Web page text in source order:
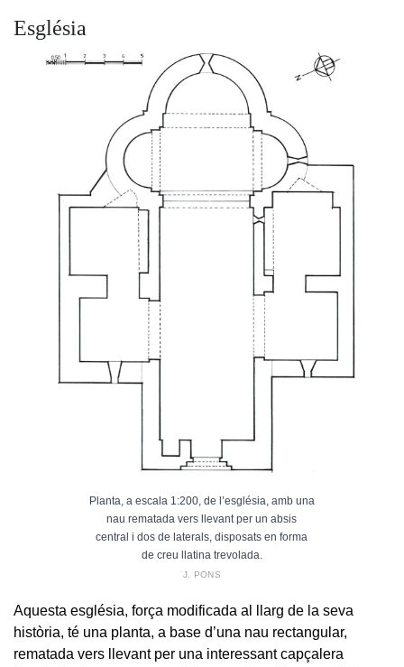
Església
Planta, a escala 1:200, de l’església, amb una
nau rematada vers llevant per un absis
central i dos de laterals, disposats en forma
de creu llatina trevolada.
J. PONS
Aquesta església, força modificada al llarg de la seva
història, té una planta, a base d’una nau rectangular,
rematada vers llevant per una interessant capçalera